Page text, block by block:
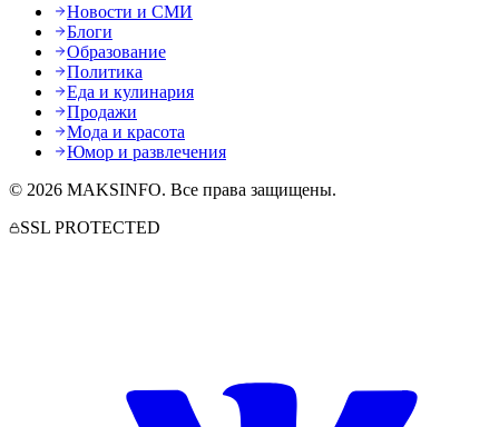
Новости и СМИ
Блоги
Образование
Политика
Еда и кулинария
Продажи
Мода и красота
Юмор и развлечения
© 2026 MAKSINFO. Все права защищены.
SSL PROTECTED